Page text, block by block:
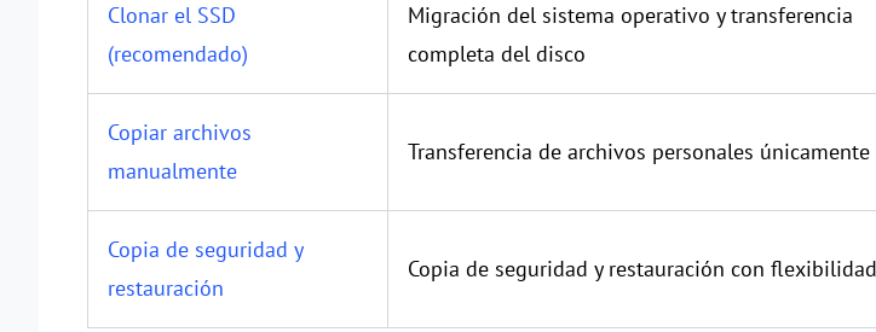
Clonar el SSD
(recomendado)
Migración del sistema operativo y transferencia
completa del disco
Copiar archivos
manualmente
Transferencia de archivos personales únicamente
Copia de seguridad y
restauración
Copia de seguridad y restauración con flexibilidad